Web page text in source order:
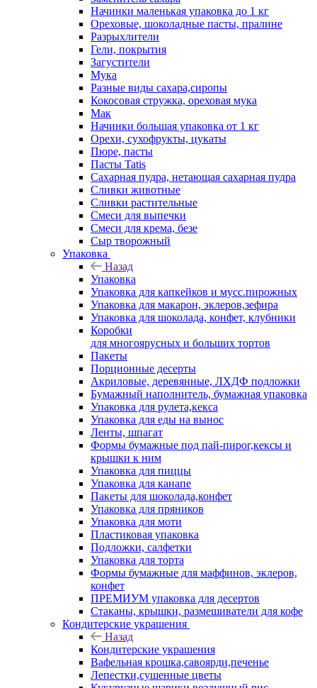
Начинки маленькая упаковка до 1 кг
Ореховые, шоколадные пасты, пралине
Разрыхлители
Гели, покрытия
Загустители
Мука
Разные виды сахара,сиропы
Кокосовая стружка, ореховая мука
Мак
Начинки большая упаковка от 1 кг
Орехи, сухофрукты, цукаты
Пюре, пасты
Пасты Tatis
Сахарная пудра, нетающая сахарная пудра
Сливки животные
Сливки растительные
Смеси для выпечки
Смеси для крема, безе
Сыр творожный
Упаковка
Назад
Упаковка
Упаковка для капкейков и мусс.пирожных
Упаковка для макарон, эклеров,зефира
Упаковка для шоколада, конфет, клубники
Коробки
для многоярусных и больших тортов
Пакеты
Порционные десерты
Акриловые, деревянные, ЛХДФ подложки
Бумажный наполнитель, бумажная упаковка
Упаковка для рулета,кекса
Упаковка для еды на вынос
Ленты, шпагат
Формы бумажные под пай-пирог,кексы и
крышки к ним
Упаковка для пиццы
Упаковка для канапе
Пакеты для шоколада,конфет
Упаковка для пряников
Упаковка для моти
Пластиковая упаковка
Подложки, салфетки
Упаковка для торта
Формы бумажные для маффинов, эклеров,
конфет
ПРЕМИУМ упаковка для десертов
Стаканы, крышки, размешиватели для кофе
Кондитерские украшения
Назад
Кондитерские украшения
Вафельная крошка,савоярди,печенье
Лепестки,сушенные цветы